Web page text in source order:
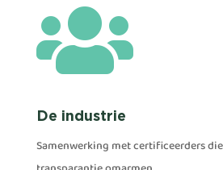

De industrie
Samenwerking met certificeerders